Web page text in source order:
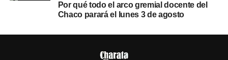
Por qué todo el arco gremial docente del
Chaco parará el lunes 3 de agosto